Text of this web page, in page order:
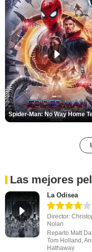
Spider-Man: No Way Home
Las mejores
La Odisea
Director:
Nolan
Reparto Matt
Tom Holland,
Hathaway